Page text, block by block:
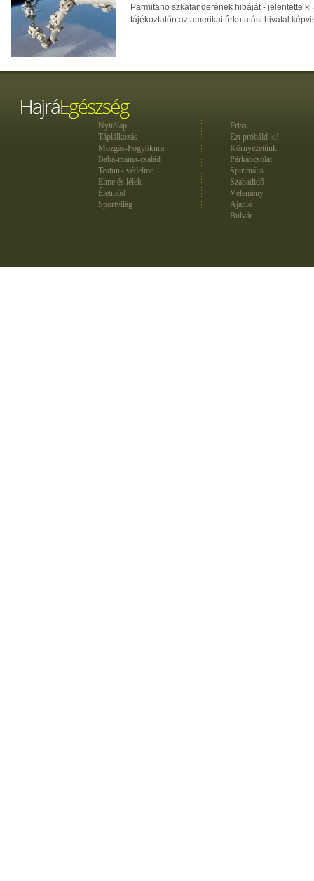
Parmitano szkafanderének hibáját - jelentette
tájékoztatón az amerikai űrkutatási hivatal
Nyitólap
Táplálkozás
Mozgás-Fogyókúra
Baba-mama-család
Testünk védelme
Elme és lélek
Életmód
Sportvilág
Friss
Ezt próbáld ki!
Környezetünk
Párkapcsolat
Spirituális
Szabadidő
Vélemény
Ajánló
Bulvár